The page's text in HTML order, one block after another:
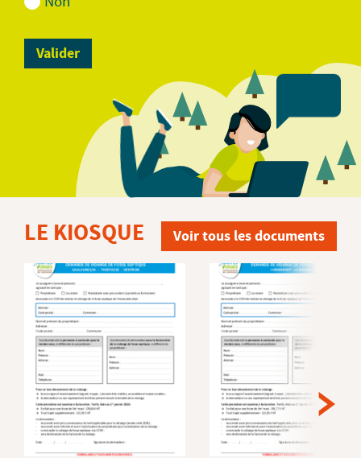
LE KIOSQUE Voir tous les documents